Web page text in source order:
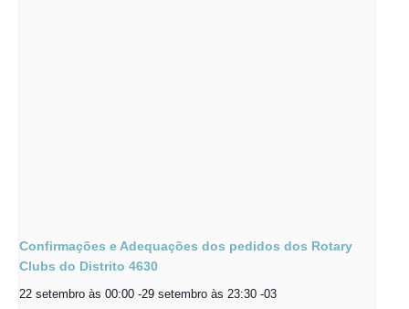
Confirmações e Adequações dos pedidos dos Rotary
Clubs do Distrito 4630
22 setembro às 00:00 -29 setembro às 23:30 -03